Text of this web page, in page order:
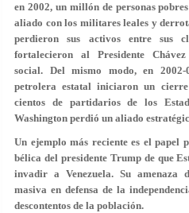
en 2002, un millón de personas
aliado con los militares leales y
perdieron sus activos entre sus
fortalecieron al Presidente
social. Del mismo modo, en
petrolera estatal iniciaron un
cientos de partidarios de los
Washington perdió un aliado
Un ejemplo más reciente es el papel
bélica del presidente Trump de que
invadir a Venezuela. Su amenaza
masiva en defensa de la
descontentos de la población.